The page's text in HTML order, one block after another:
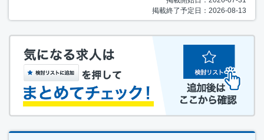
掲載終了予定日：2026-08-13